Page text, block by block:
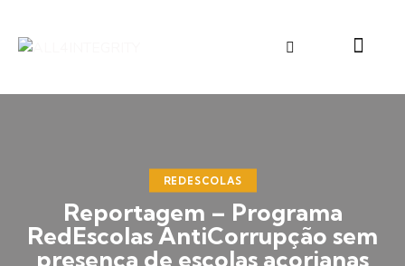
REDESCOLAS
Reportagem – Programa
RedEscolas AntiCorrupção sem
presença de escolas açorianas